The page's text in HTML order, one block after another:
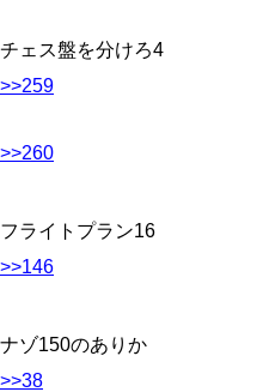
チェス盤を分けろ4
>>259
>>260
フライトプラン16
>>146
ナゾ150のありか
>>38